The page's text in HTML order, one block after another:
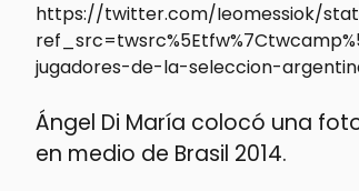
https://twitter.com/Ieomessiok/
jugadores-de-la-seleccion-
Ángel Di María colocó una
en medio de Brasil 2014.